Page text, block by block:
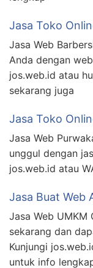
Jasa Toko
Jasa Web
Anda dengan
jos.web.id atau
sekarang juga
Jasa Toko
Jasa Web
unggul dengan
jos.web.id atau
Jasa Buat Web
Jasa Web UMKM
sekarang dan
Kunjungi
untuk info